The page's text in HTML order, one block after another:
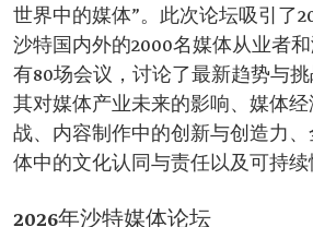
世界中的媒体”。此次论坛吸引了
沙特国内外的2000名媒体从业者
有80场会议，讨论了最新趋势与
其对媒体产业未来的影响、媒体
战、内容制作中的创新与创造力
体中的文化认同与责任以及可持续
2026年沙特媒体论坛